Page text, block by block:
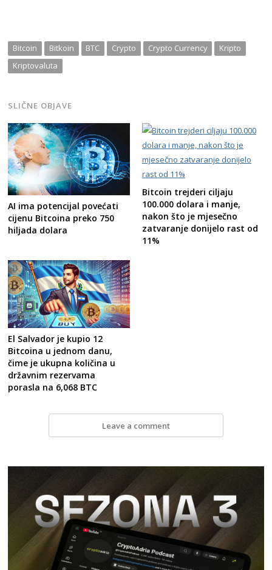
Bitcoin Bitkoin BTC Crypto Crypto Currency
Kripto
Kriptovaluta
SLIČNE OBJAVE
AI ima potencijal povećati
cijenu Bitcoina preko 750
hiljada dolara
Bitcoin trejderi ciljaju
100.000 dolara i manje,
nakon što je mjesečno
zatvaranje donijelo rast od
11%
El Salvador je kupio 12
Bitcoina u jednom danu,
čime je ukupna količina u
državnim rezervama
porasla na 6,068 BTC
Leave a comment
navigation